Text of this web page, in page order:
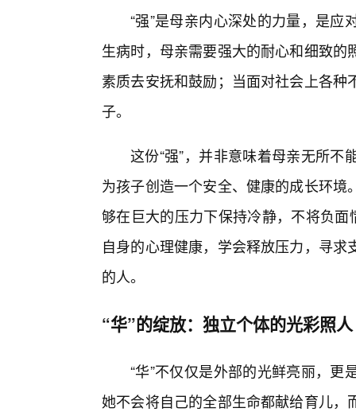
“强”是母亲内心深处的力量，是
生病时，母亲需要强大的耐心和细致
素质去安抚和鼓励；当面对社会上各
子。
这份“强”，并非意味着母亲无所
为孩子创造一个安全、健康的成长环
够在巨大的压力下保持冷静，不将负
自身的心理健康，学会释放压力，寻
的人。
“华”的绽放：独立个体的光彩照人
“华”不仅仅是外部的光鲜亮丽，
她不会将自己的全部生命都献给育儿